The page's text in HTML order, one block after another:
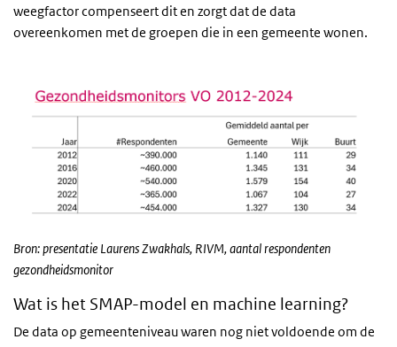
weegfactor compenseert dit en zorgt dat de data
overeenkomen met de groepen die in een gemeente wonen.
Bron: presentatie Laurens Zwakhals, RIVM, aantal respondenten
gezondheidsmonitor
Wat is het SMAP-model en machine learning?
De data op gemeenteniveau waren nog niet voldoende om de